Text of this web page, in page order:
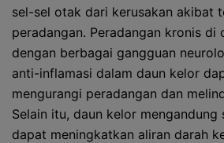
sel-sel otak dari kerusakan akibat
peradangan. Peradangan kronis
dengan berbagai gangguan
anti-inflamasi dalam daun kelor
mengurangi peradangan dan
Selain itu, daun kelor mengandung
dapat meningkatkan aliran darah